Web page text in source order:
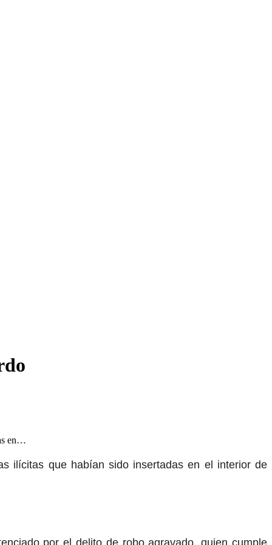
en…
ilícitas que habían sido insertadas en el interior de